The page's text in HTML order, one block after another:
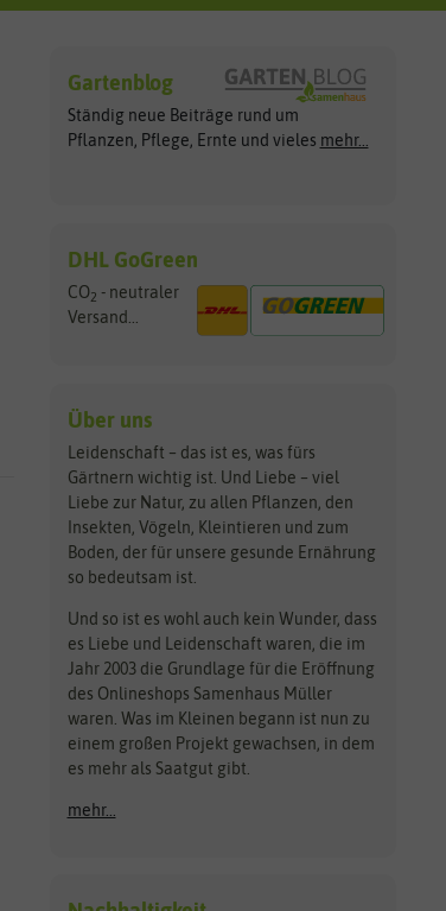
Gartenblog
Ständig neue Beiträge rund um
Pflanzen, Pflege, Ernte und vieles mehr...
DHL GoGreen
CO2 - neutraler
Versand...
Über uns
Leidenschaft – das ist es, was fürs
Gärtnern wichtig ist. Und Liebe – viel
Liebe zur Natur, zu allen Pflanzen, den
Insekten, Vögeln, Kleintieren und zum
Boden, der für unsere gesunde Ernährung
so bedeutsam ist.
Und so ist es wohl auch kein Wunder, dass
es Liebe und Leidenschaft waren, die im
Jahr 2003 die Grundlage für die Eröffnung
des Onlineshops Samenhaus Müller
waren. Was im Kleinen begann ist nun zu
einem großen Projekt gewachsen, in dem
es mehr als Saatgut gibt.
mehr...